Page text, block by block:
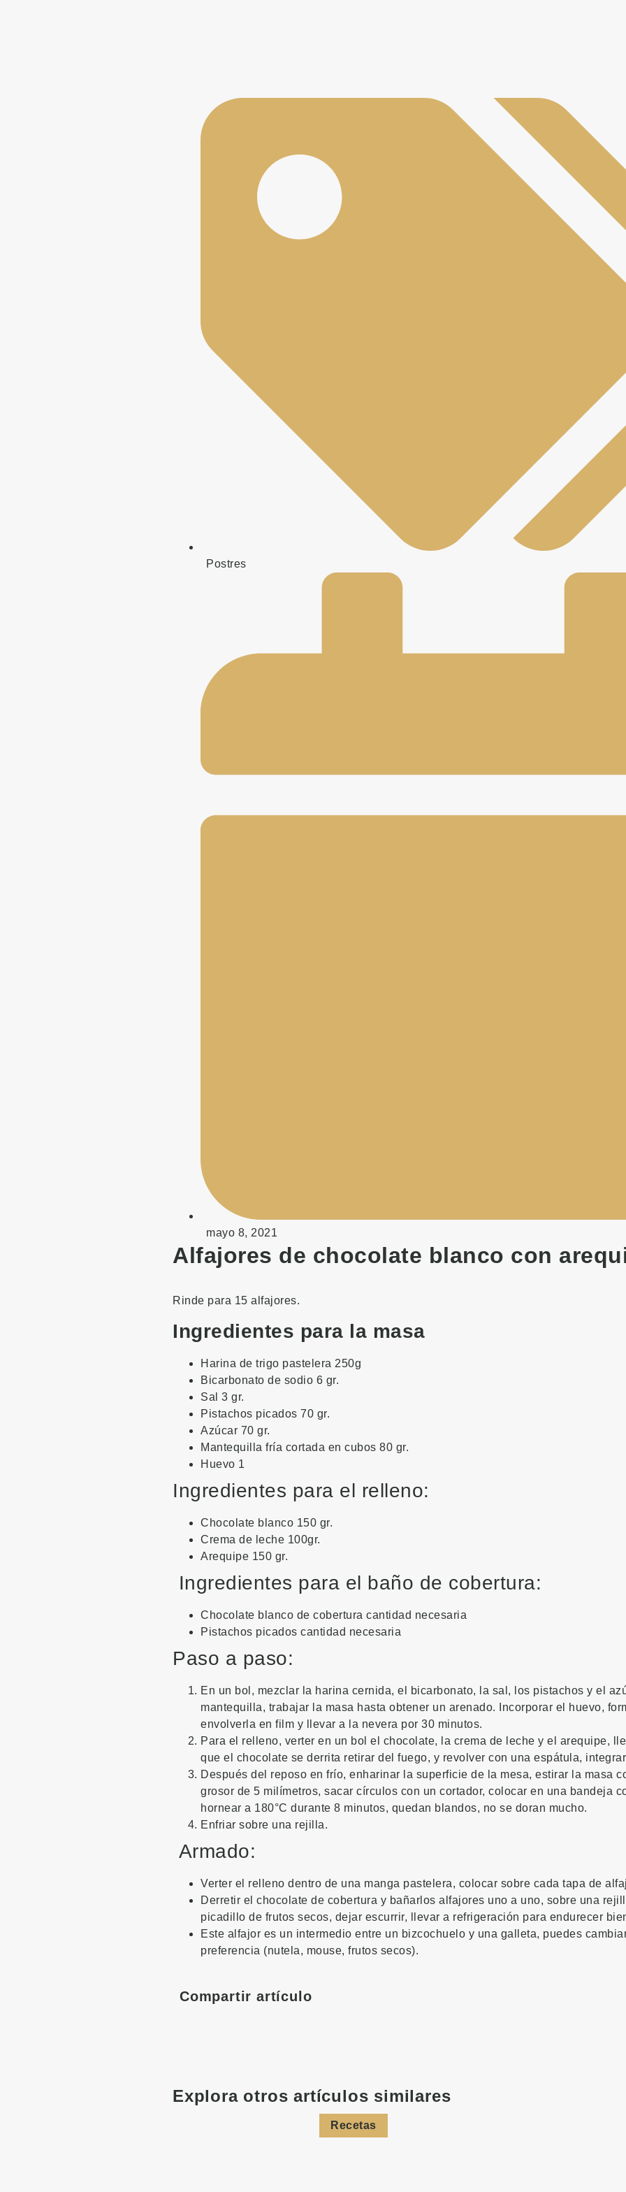
Postres
mayo 8, 2021
Alfajores de chocolate blanco con
Rinde para 15 alfajores.
Ingredientes para la masa
Harina de trigo pastelera 250g
Bicarbonato de sodio 6 gr.
Sal 3 gr.
Pistachos picados 70 gr.
Azúcar 70 gr.
Mantequilla fría cortada en cubos 80 gr.
Huevo 1
Ingredientes para el relleno:
Chocolate blanco 150 gr.
Crema de leche 100gr.
Arequipe 150 gr.
Ingredientes para el baño de cobertura:
Chocolate blanco de cobertura cantidad necesaria
Pistachos picados cantidad necesaria
Paso a paso:
En un bol, mezclar la harina cernida, el bicarbonato, la sal, los pistachos y el
mantequilla, trabajar la masa hasta obtener un arenado. Incorporar el huevo,
envolverla en film y llevar a la nevera por 30 minutos.
Para el relleno, verter en un bol el chocolate, la crema de leche y el arequipe,
que el chocolate se derrita retirar del fuego, y revolver con una espátula,
Después del reposo en frío, enharinar la superficie de la mesa, estirar la masa
grosor de 5 milímetros, sacar círculos con un cortador, colocar en una bandeja
hornear a 180°C durante 8 minutos, quedan blandos, no se doran mucho.
Enfriar sobre una rejilla.
Armado:
Verter el relleno dentro de una manga pastelera, colocar sobre cada tapa de
Derretir el chocolate de cobertura y bañarlos alfajores uno a uno, sobre una
picadillo de frutos secos, dejar escurrir, llevar a refrigeración para endurecer
Este alfajor es un intermedio entre un bizcochuelo y una galleta, puedes
preferencia (nutela, mouse, frutos secos).
Compartir artículo
Explora otros artículos similares
Recetas